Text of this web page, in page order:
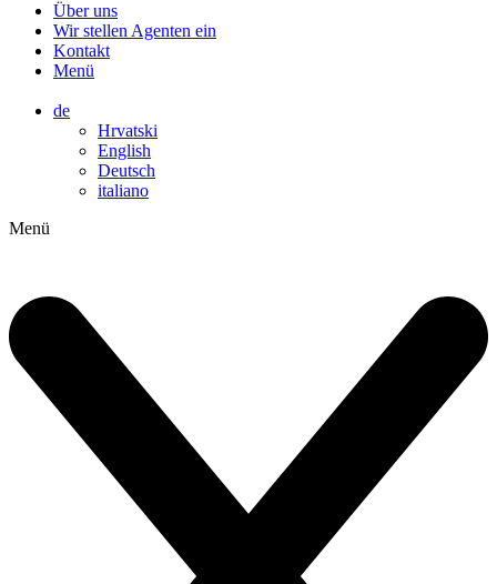
Über uns
Wir stellen Agenten ein
Kontakt
Menü
de
Hrvatski
English
Deutsch
italiano
Menü